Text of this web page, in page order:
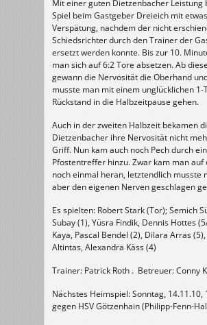
IIHSG
Dietzenbach
22
:
17
(10
:
9)
Mit einer guten Dietzenbacher Leistung
Spiel beim Gastgeber Dreieich mit etwas
Verspätung, nachdem der nicht
Schiedsrichter durch den Trainer der
ersetzt werden konnte. Bis zur 10.
man sich auf 6:2 Tore absetzen. Ab
gewann die Nervosität die Oberhand
musste man mit einem unglücklichen 1-
Rückstand in die Halbzeitpause gehen.
Auch in der zweiten Halbzeit bekamen
Dietzenbacher ihre Nervosität nicht
Griff. Nun kam auch noch Pech durch
Pfostentreffer hinzu. Zwar kam man auf
noch einmal heran, letztendlich musste
aber den eigenen Nerven geschlagen
Es spielten: Robert Stark (Tor); Semich
Subay (1), Yüsra Findik, Dennis Hottes
Kaya, Pascal Bendel (2), Dilara Arras (5),
Altintas, Alexandra Käss (4)
Trainer: Patrick Roth . Betreuer: Conny
Nächstes Heimspiel: Sonntag, 14.11.10,
gegen HSV Götzenhain (Philipp-Fenn-